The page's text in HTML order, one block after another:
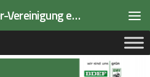
Sächsische Modellbahner-Vereinigung e.V.